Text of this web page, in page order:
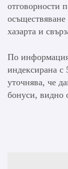
отговорности
хазарта и
По информация
индексирана с
уточнява, че
бонуси, видно